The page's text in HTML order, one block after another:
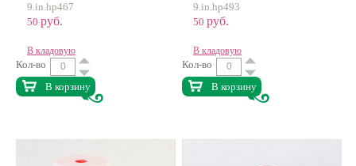
9.in.hp467
50 руб.
В кладовую
Кол-во
В корзину
9.in.hp493
50 руб.
В кладовую
Кол-во
В корзину